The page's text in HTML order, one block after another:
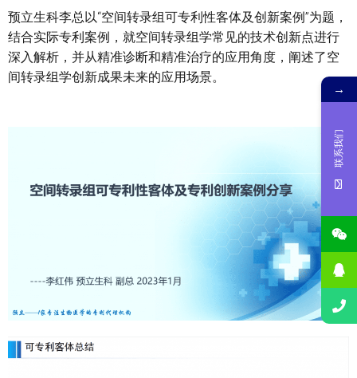
预立生科李总以“空间转录组可专利性客体及创新案例”为题，
结合实际专利案例，就空间转录组学常见的技术创新点进行
深入解析，并从精准诊断和精准治疗的应用角度，阐述了空
间转录组学创新成果未来的应用场景。
→
联系我们